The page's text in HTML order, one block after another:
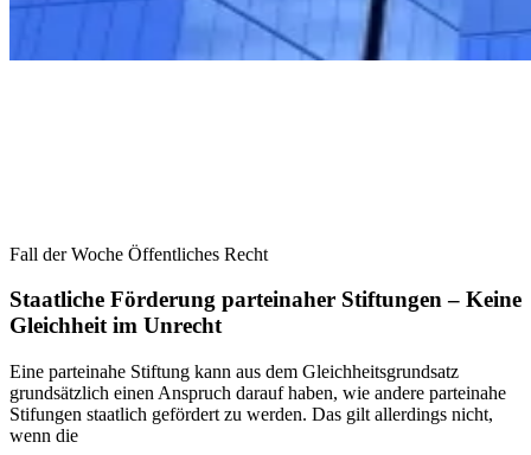
Fall der Woche Öffentliches Recht
Staatliche Förderung parteinaher Stiftungen – Keine
Gleichheit im Unrecht
Eine parteinahe Stiftung kann aus dem Gleichheitsgrundsatz
grundsätzlich einen Anspruch darauf haben, wie andere parteinahe
Stifungen staatlich gefördert zu werden. Das gilt allerdings nicht,
wenn die